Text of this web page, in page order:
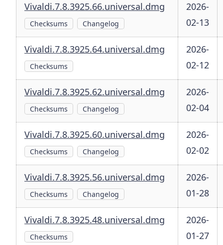
Vivaldi.7.8.3925.66.universal.dmg
Checksums Changelog
2026-
02-13
Vivaldi.7.8.3925.64.universal.dmg
Checksums
2026-
02-12
Vivaldi.7.8.3925.62.universal.dmg
Checksums Changelog
2026-
02-04
Vivaldi.7.8.3925.60.universal.dmg
Checksums Changelog
2026-
02-02
Vivaldi.7.8.3925.56.universal.dmg
Checksums Changelog
2026-
01-28
Vivaldi.7.8.3925.48.universal.dmg
Checksums
2026-
01-27